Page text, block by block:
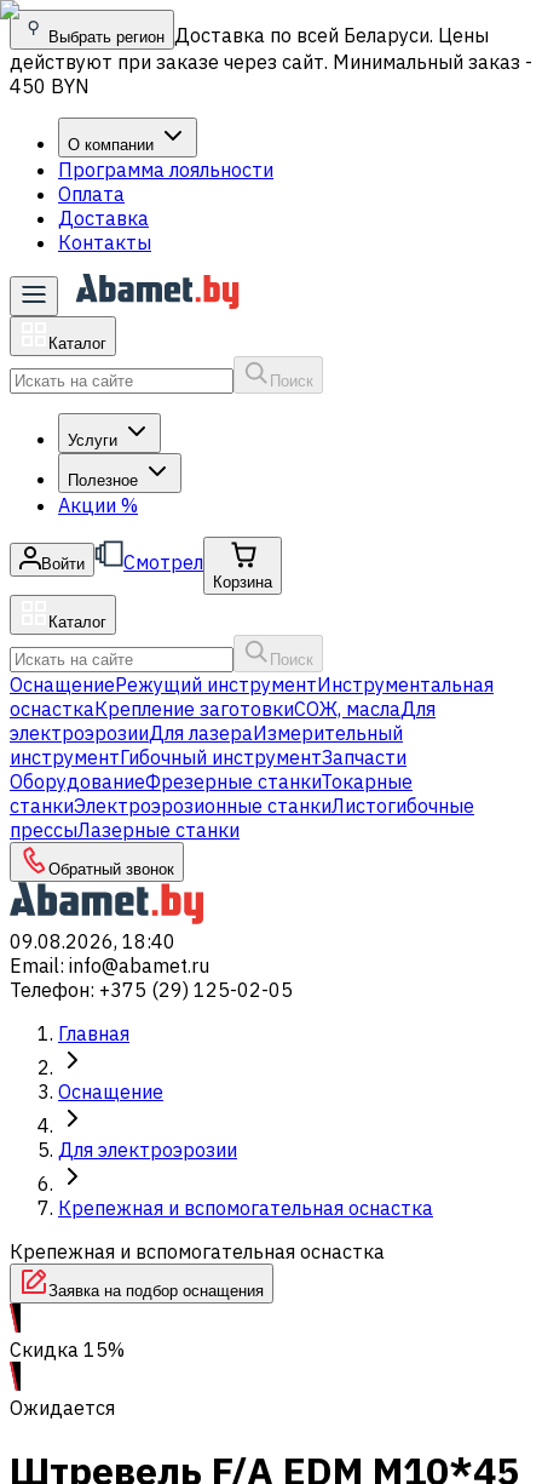
Выбрать регион Доставка по всей Беларуси. Цены
действуют при заказе через сайт. Минимальный заказ -
450 BYN
О компании
Программа лояльности
Оплата
Доставка
Контакты
Каталог
Поиск
Услуги
Полезное
Акции %
Войти Смотрел
Корзина
Каталог
Поиск
ОснащениеРежущий инструментИнструментальная
оснасткаКрепление заготовкиСОЖ, маслаДля
электроэрозииДля лазераИзмерительный
инструментГибочный инструментЗапчасти
ОборудованиеФрезерные станкиТокарные
станкиЭлектроэрозионные станкиЛистогибочные
прессыЛазерные станки
Обратный звонок
09.08.2026, 18:40
Email: info@abamet.ru
Телефон: +375 (29) 125-02-05
Главная
Оснащение
Для электроэрозии
Крепежная и вспомогательная оснастка
Крепежная и вспомогательная оснастка
Заявка на подбор оснащения
Скидка 15%
Ожидается
Штревель F/A EDM M10*45